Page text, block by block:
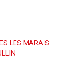
LES MARAIS